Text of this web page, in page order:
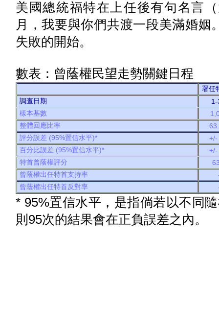
美國總統福特在上任後有句名言
月，我要與你們共渡一段美滿婚
失敗的開始。
數表：曾蔭權民望走勢關鍵日程
署任
調查日期
1-
樣本基數
整體回應比率
評分誤差 (95%置信水平)*
+/-
百分比誤差 (95%置信水平)*
+/-
特首曾蔭權評分
曾蔭權出任特首支持率
曾蔭權出任特首反對率
* 95%置信水平，是指倘若以不同
則95次的結果會在正負誤差之內。